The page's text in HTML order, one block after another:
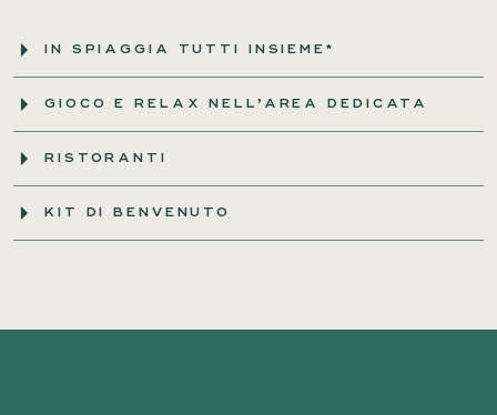
IN SPIAGGIA TUTTI INSIEME*
GIOCO E RELAX NELL’AREA DEDICATA
RISTORANTI
KIT DI BENVENUTO